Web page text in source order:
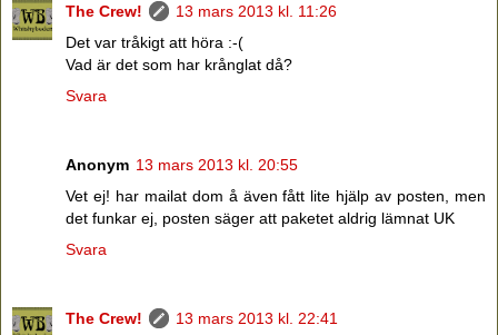
The Crew!
13 mars 2013 kl. 11:26
Det var tråkigt att höra :-(
Vad är det som har krånglat då?
Svara
Anonym 13 mars 2013 kl. 20:55
Vet ej! har mailat dom å även fått lite hjälp av posten, men
det funkar ej, posten säger att paketet aldrig lämnat UK
Svara
The Crew!
13 mars 2013 kl. 22:41